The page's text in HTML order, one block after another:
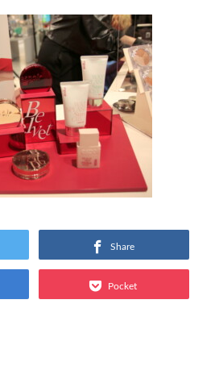
Share
Pocket